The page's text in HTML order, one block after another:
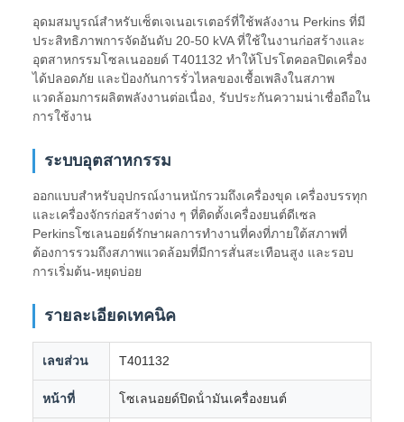
อุดมสมบูรณ์สําหรับเซ็ตเจเนอเรเตอร์ที่ใช้พลังงาน Perkins ที่มี
ประสิทธิภาพการจัดอันดับ 20-50 kVA ที่ใช้ในงานก่อสร้างและ
อุตสาหกรรมโซลเนออยด์ T401132 ทําให้โปรโตคอลปิดเครื่อง
ได้ปลอดภัย และป้องกันการรั่วไหลของเชื้อเพลิงในสภาพ
แวดล้อมการผลิตพลังงานต่อเนื่อง, รับประกันความน่าเชื่อถือใน
การใช้งาน
ระบบอุตสาหกรรม
ออกแบบสําหรับอุปกรณ์งานหนักรวมถึงเครื่องขุด เครื่องบรรทุก
และเครื่องจักรก่อสร้างต่าง ๆ ที่ติดตั้งเครื่องยนต์ดีเซล
Perkinsโซเลนอยด์รักษาผลการทํางานที่คงที่ภายใต้สภาพที่
ต้องการรวมถึงสภาพแวดล้อมที่มีการสั่นสะเทือนสูง และรอบ
การเริ่มต้น-หยุดบ่อย
รายละเอียดเทคนิค
เลขส่วน T401132
หน้าที่ โซเลนอยด์ปิดน้ํามันเครื่องยนต์